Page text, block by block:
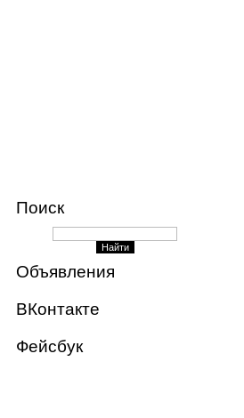
Поиск
Объявления
ВКонтакте
Фейсбук